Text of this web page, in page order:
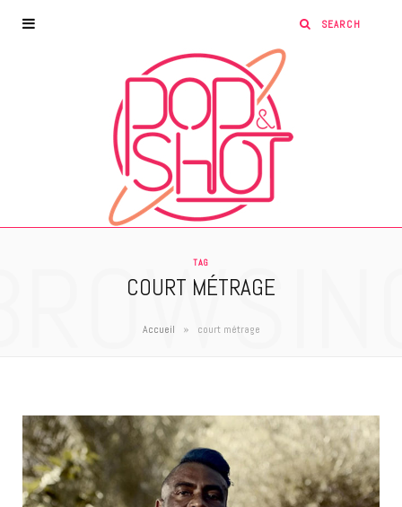
TAG
COURT MÉTRAGE
Accueil » court métrage